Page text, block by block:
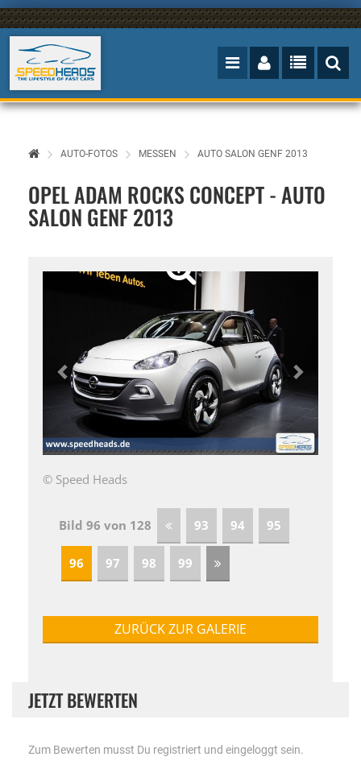
AUTO-FOTOS MESSEN AUTO SALON GENF 2013
OPEL ADAM ROCKS CONCEPT - AUTO
SALON GENF 2013
© Speed Heads
Bild 96 von 128 93 94 95
96 97 98 99
ZURÜCK ZUR GALERIE
JETZT BEWERTEN
Zum Bewerten musst Du registriert und eingeloggt sein.